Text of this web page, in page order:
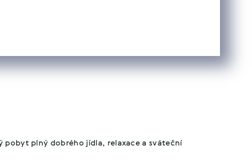
pobyt plný dobrého jídla, relaxace a sváteční